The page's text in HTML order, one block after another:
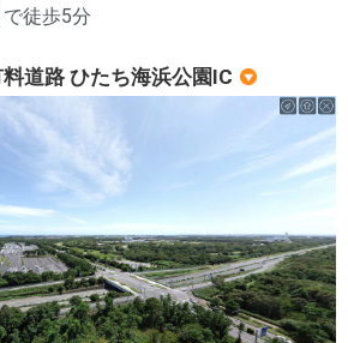
徒歩5分
道路 ひたち海浜公園IC